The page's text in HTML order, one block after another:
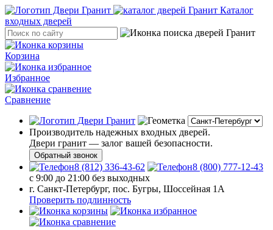
Каталог
входных дверей
Корзина
Избранное
Сравнение
Производитель надежных входных дверей.
Двери гранит — залог вашей безопасности.
Обратный звонок
8 (812) 336-43-62
8 (800) 777-12-43
с 9:00 до 21:00 без выходных
г. Санкт-Петербург, пос. Бугры, Шоссейная 1А
Проверить подлинность